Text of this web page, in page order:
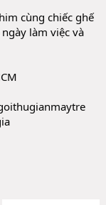
cùng chiếc ghế
làm việc và